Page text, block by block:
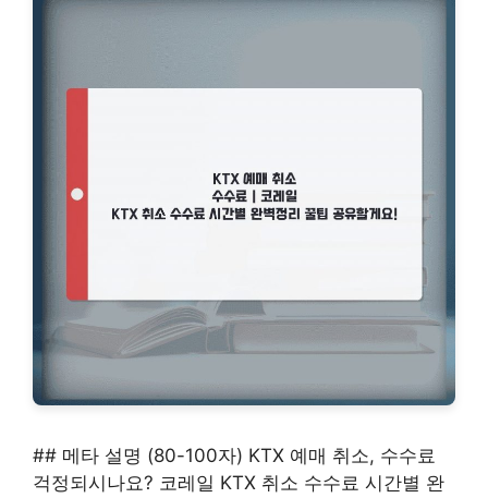
## 메타 설명 (80-100자) KTX 예매 취소, 수수료
걱정되시나요? 코레일 KTX 취소 수수료 시간별 완